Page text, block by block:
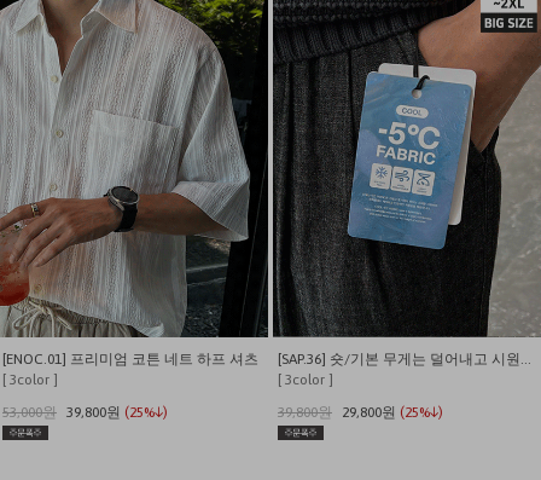
[ENOC.01] 프리미엄 코튼 네트 하프 셔츠
[ 3color ]
53,000원 39,800원 (25%↓)
[ 3color ]
39,800원
29,800원 (25%↓)